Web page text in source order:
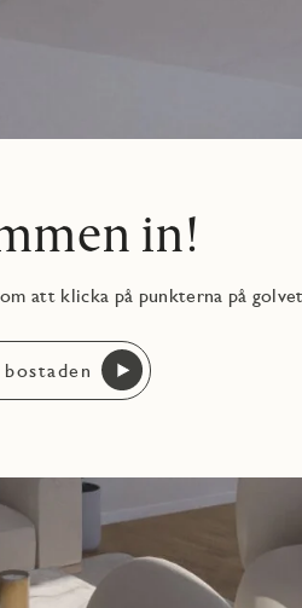
in!
att klicka på punkterna på
bostaden